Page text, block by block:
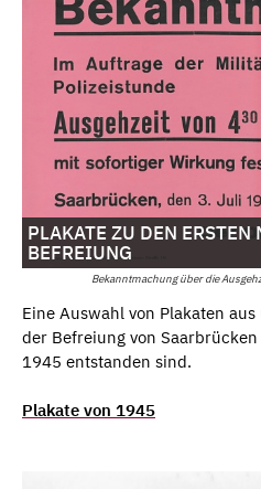
Bekanntmachung über die
PLAKATE ZU DEN ERSTEN
BEFREIUNG
Eine Auswahl von Plakaten
der Befreiung von
1945 entstanden sind.
Plakate von 1945